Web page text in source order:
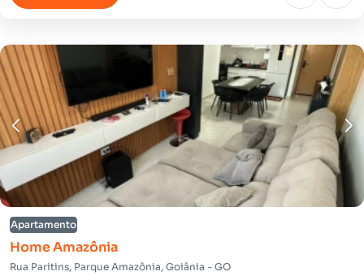
Apartamento
Home Amazônia
Rua Paritins, Parque Amazônia, Goiânia - GO